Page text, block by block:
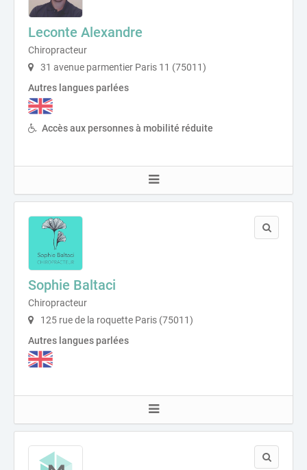
Leconte Alexandre
Chiropracteur
31 avenue parmentier Paris 11 (75011)
Autres langues parlées
Accès aux personnes à mobilité réduite
Sophie Baltaci
Chiropracteur
125 rue de la roquette Paris (75011)
Autres langues parlées